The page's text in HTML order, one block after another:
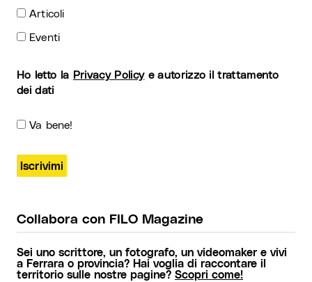
Articoli
Eventi
Ho letto la Privacy Policye autorizzo il trattamento
dei dati
Va bene!
Collabora con FILO Magazine
Sei uno scrittore, un fotografo, un videomaker e vivi
a Ferrara o provincia? Hai voglia di raccontare il
territorio sulle nostre pagine? Scopri come!